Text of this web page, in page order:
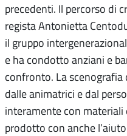
precedenti. Il percorso di
regista Antonietta
il gruppo
e ha condotto anziani e
confronto. La scenografia
dalle animatrici e dal
interamente con
prodotto con anche